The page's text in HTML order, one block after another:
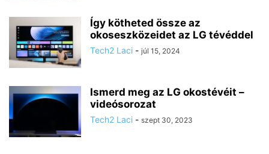
Így kötheted össze az
okoseszközeidet az LG tévéddel
Tech2 Laci - júl 15, 2024
Ismerd meg az LG okostévéit –
videósorozat
Tech2 Laci - szept 30, 2023